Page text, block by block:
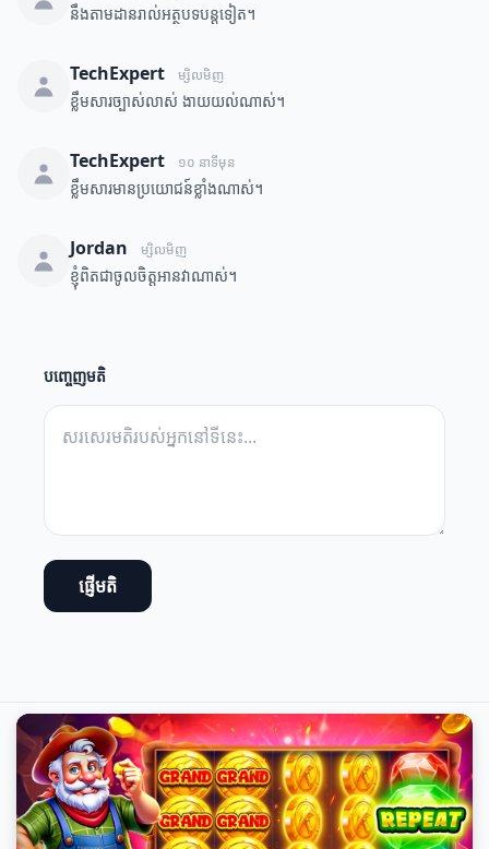
នឹងតាមដានរាល់អត្ថបទបន្តទៀត។
TechExpert ម្សិលមិញ
ខ្លឹមសារច្បាស់លាស់ ងាយយល់ណាស់។
TechExpert ១០ នាទីមុន
ខ្លឹមសារមានប្រយោជន៍ខ្លាំងណាស់។
Jordan ម្សិលមិញ
ខ្ញុំពិតជាចូលចិត្តអានវាណាស់។
បញ្ចេញមតិ
ផ្ញើមតិ